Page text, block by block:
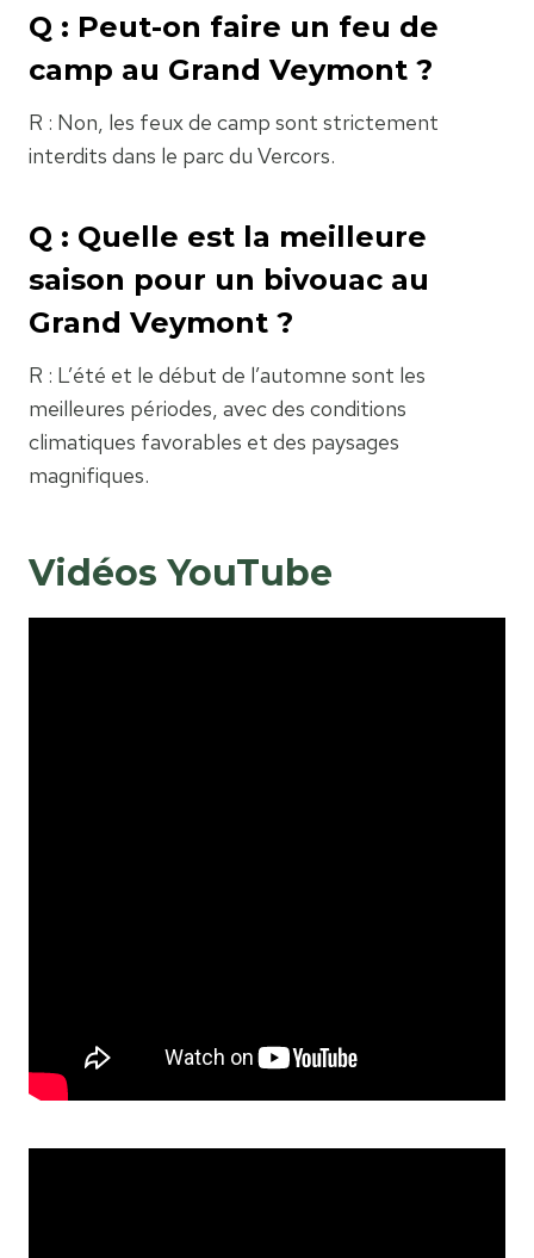
Q : Peut-on faire un feu de
camp au Grand Veymont ?
R : Non, les feux de camp sont strictement
interdits dans le parc du Vercors.
Q : Quelle est la meilleure
saison pour un bivouac au
Grand Veymont ?
R : L’été et le début de l’automne sont les
meilleures périodes, avec des conditions
climatiques favorables et des paysages
magnifiques.
Vidéos YouTube